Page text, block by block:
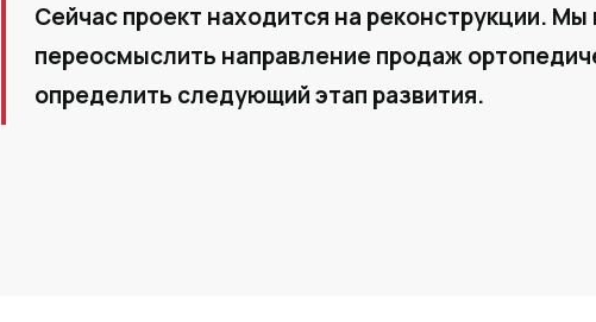
Сейчас проект находится на реконструкции. Мы
переосмыслить направление продаж
определить следующий этап развития.